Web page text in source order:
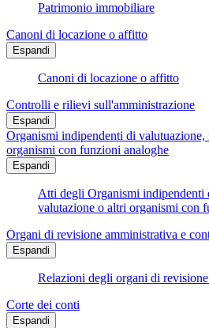
Patrimonio immobiliare
Canoni di locazione o affitto
Espandi
Canoni di locazione o affitto
Controlli e rilievi sull'amministrazione
Espandi
Organismi indipendenti di
organismi con funzioni analoghe
Espandi
Atti degli Organismi indipendenti
valutazione o altri organismi con
Organi di revisione amministrativa e
Espandi
Relazioni degli organi di
Corte dei conti
Espandi